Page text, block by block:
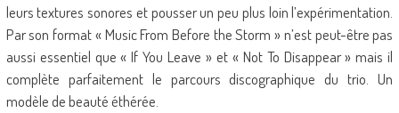
leurs textures sonores et pousser un peu plus loin l’expérimentation.
Par son format « Music From Before the Storm » n’est peut-être pas
aussi essentiel que « If You Leave » et « Not To Disappear » mais il
complète parfaitement le parcours discographique du trio. Un
modèle de beauté éthérée.